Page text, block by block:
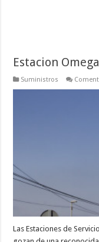
Estacion
Suministros
Las Estaciones de